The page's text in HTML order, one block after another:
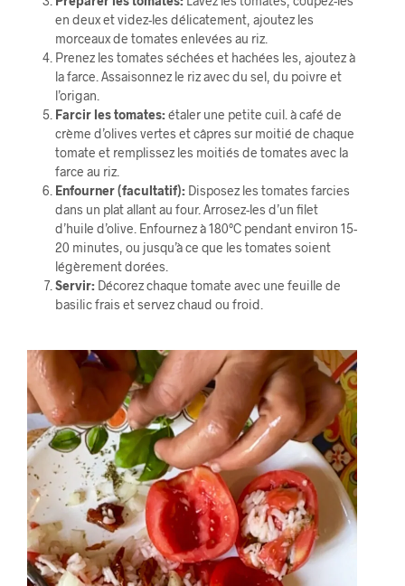
en deux et videz-les délicatement, ajoutez les
morceaux de tomates enlevées au riz.
Prenez les tomates séchées et hachées les, ajoutez à
la farce. Assaisonnez le riz avec du sel, du poivre et
l’origan.
Farcir les tomates:étaler une petite cuil. à café de
crème d’olives vertes et câpres sur moitié de chaque
tomate et remplissez les moitiés de tomates avec la
farce au riz.
Enfourner (facultatif):Disposez les tomates farcies
dans un plat allant au four. Arrosez-les d’un filet
d’huile d’olive. Enfournez à 180°C pendant environ 15-
20 minutes, ou jusqu’à ce que les tomates soient
légèrement dorées.
Servir:Décorez chaque tomate avec une feuille de
basilic frais et servez chaud ou froid.